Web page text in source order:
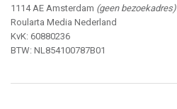
1114 AE Amsterdam (geen bezoekadres)
Roularta Media Nederland
KvK: 60880236
BTW: NL854100787B01